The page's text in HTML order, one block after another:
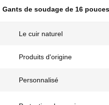
Gants de soudage de 16 pouces
Le cuir naturel
Produits d'origine
Personnalisé